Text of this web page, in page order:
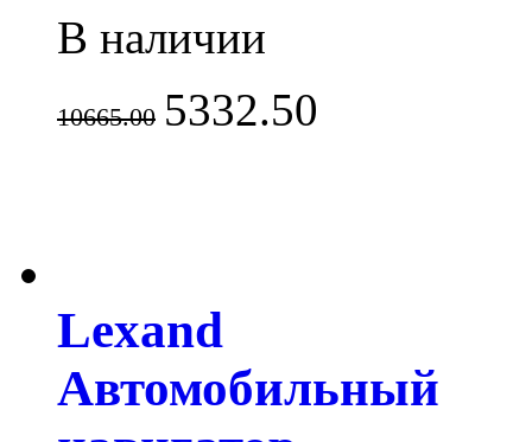
В наличии
10665.00 5332.50
Lexand
Автомобильный